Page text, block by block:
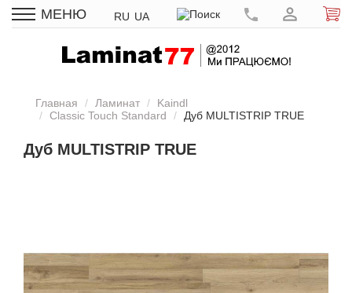
МЕНЮ RU UA
Главная Ламинат
Kaindl
Classic Touch Standard
Дуб MULTISTRIP TRUE
Дуб MULTISTRIP TRUE